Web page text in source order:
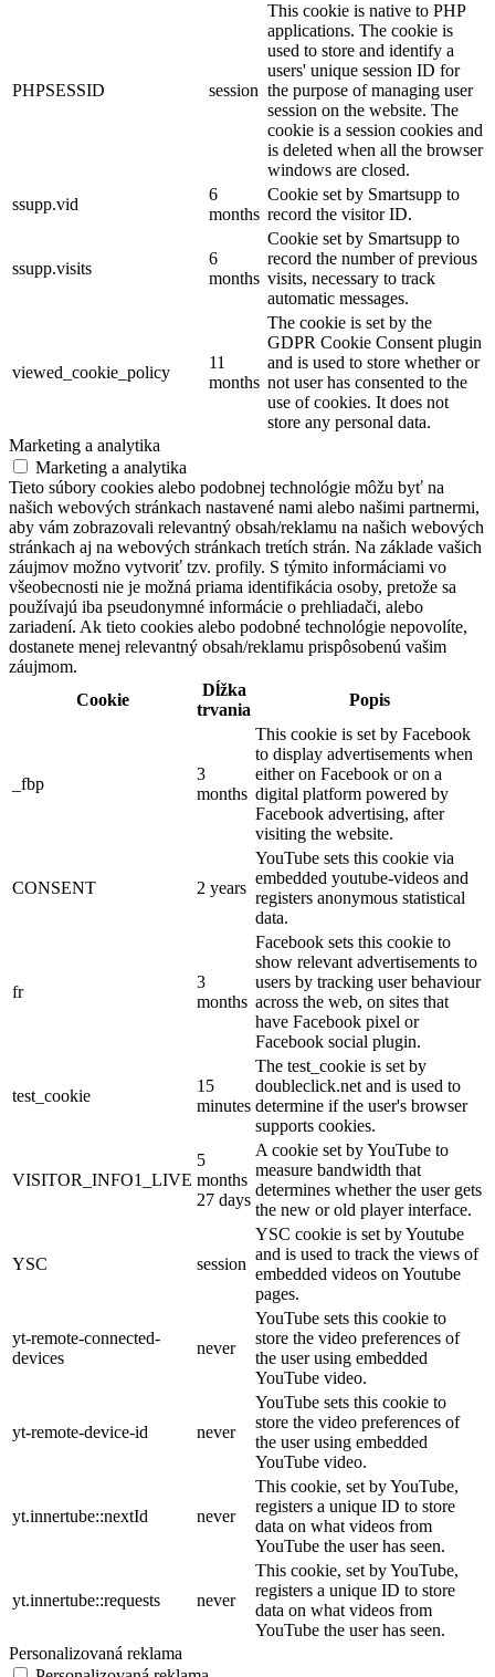
PHPSESSID session
This cookie is native to PHP
applications. The cookie is
used to store and identify a
users' unique session ID for
the purpose of managing user
session on the website. The
cookie is a session cookies and
is deleted when all the browser
windows are closed.
ssupp.vid
6
months
Cookie set by Smartsupp to
record the visitor ID.
ssupp.visits
6
months
Cookie set by Smartsupp to
record the number of previous
visits, necessary to track
automatic messages.
viewed_cookie_policy
11
months
The cookie is set by the
GDPR Cookie Consent plugin
and is used to store whether or
not user has consented to the
use of cookies. It does not
store any personal data.
Marketing a analytika
Marketing a analytika
Tieto súbory cookies alebo podobnej technológie môžu byť na
našich webových stránkach nastavené nami alebo našimi partnermi,
aby vám zobrazovali relevantný obsah/reklamu na našich webových
stránkach aj na webových stránkach tretích strán. Na základe vašich
záujmov možno vytvoriť tzv. profily. S týmito informáciami vo
všeobecnosti nie je možná priama identifikácia osoby, pretože sa
používajú iba pseudonymné informácie o prehliadači, alebo
zariadení. Ak tieto cookies alebo podobné technológie nepovolíte,
dostanete menej relevantný obsah/reklamu prispôsobenú vašim
záujmom.
Cookie
Dĺžka
trvania
Popis
_fbp
3
months
This cookie is set by Facebook
to display advertisements when
either on Facebook or on a
digital platform powered by
Facebook advertising, after
visiting the website.
CONSENT 2 years
YouTube sets this cookie via
embedded youtube-videos and
registers anonymous statistical
data.
fr
3
months
Facebook sets this cookie to
show relevant advertisements to
users by tracking user behaviour
across the web, on sites that
have Facebook pixel or
Facebook social plugin.
test_cookie
15
minutes
The test_cookie is set by
doubleclick.net and is used to
determine if the user's browser
supports cookies.
VISITOR_INFO1_LIVE
5
months
27 days
A cookie set by YouTube to
measure bandwidth that
determines whether the user gets
the new or old player interface.
YSC session
YSC cookie is set by Youtube
and is used to track the views of
embedded videos on Youtube
pages.
yt-remote-connected-
devices
never
YouTube sets this cookie to
store the video preferences of
the user using embedded
YouTube video.
yt-remote-device-id never
YouTube sets this cookie to
store the video preferences of
the user using embedded
YouTube video.
yt.innertube::nextId never
This cookie, set by YouTube,
registers a unique ID to store
data on what videos from
YouTube the user has seen.
yt.innertube::requests never
This cookie, set by YouTube,
registers a unique ID to store
data on what videos from
YouTube the user has seen.
Personalizovaná reklama